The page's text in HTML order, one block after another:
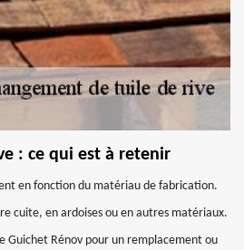
: ce qui est à retenir
en fonction du matériau de fabrication.
cuite, en ardoises ou en autres matériaux.
Guichet Rénov pour un remplacement ou